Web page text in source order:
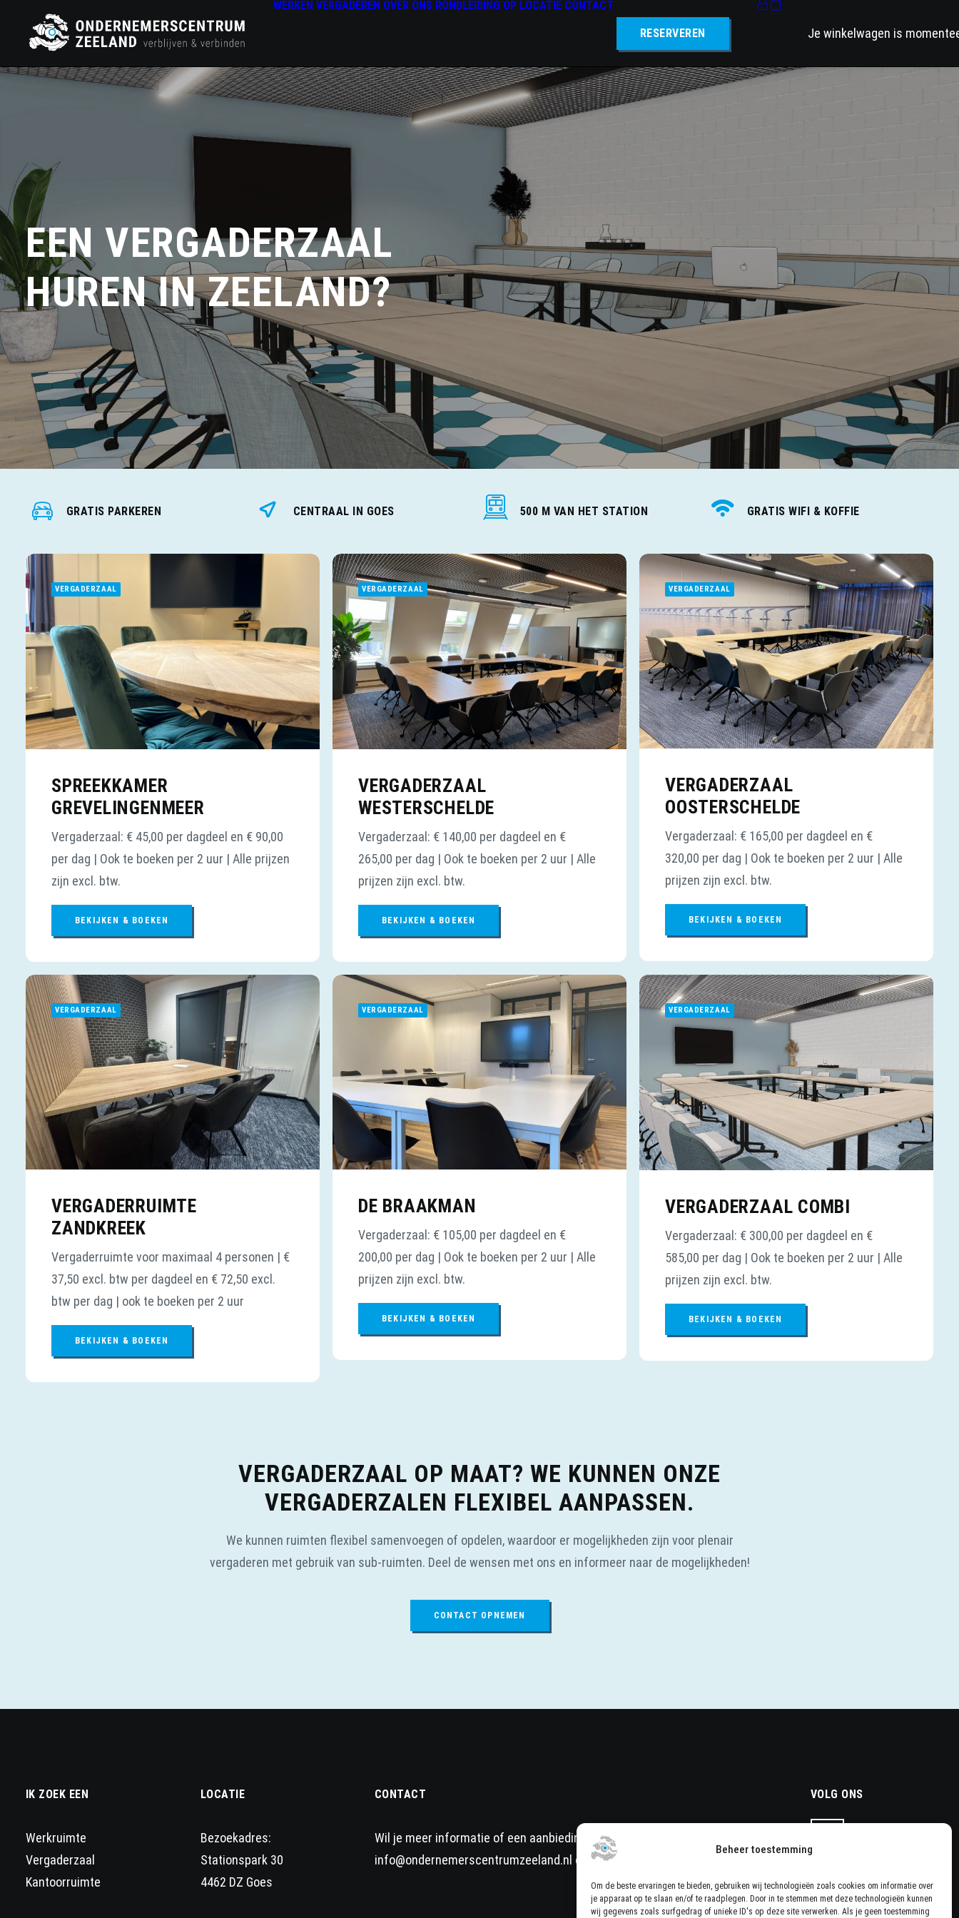
Beheer toestemming
Om de beste ervaringen te bieden, gebruiken wij technologieën zoals cookies om informatie over
je apparaat op te slaan en/of te raadplegen. Door in te stemmen met deze technologieën kunnen
wij gegevens zoals surfgedrag of unieke ID's op deze site verwerken. Als je geen toestemming
WERKEN VERGADEREN OVER ONS RONDLEIDING OP LOCATIE CONTACT
RESERVEREN Je winkelwagen is
EEN VERGADERZAAL
HUREN IN ZEELAND?
GRATIS PARKEREN CENTRAAL IN GOES 500 M VAN HET STATION GRATIS WIFI & KOFFIE
VERGADERZAAL
SPREEKKAMER
GREVELINGENMEER
Vergaderzaal: € 45,00 per dagdeel en € 90,00
per dag | Ook te boeken per 2 uur | Alle prijzen
zijn excl. btw.
BEKIJKEN & BOEKEN
VERGADERZAAL
VERGADERZAAL
WESTERSCHELDE
Vergaderzaal: € 140,00 per dagdeel en €
265,00 per dag | Ook te boeken per 2 uur | Alle
prijzen zijn excl. btw.
BEKIJKEN & BOEKEN
VERGADERZAAL
VERGADERZAAL
OOSTERSCHELDE
Vergaderzaal: € 165,00 per dagdeel en €
320,00 per dag | Ook te boeken per 2 uur | Alle
prijzen zijn excl. btw.
BEKIJKEN & BOEKEN
VERGADERZAAL
VERGADERRUIMTE
ZANDKREEK
Vergaderruimte voor maximaal 4 personen | €
37,50 excl. btw per dagdeel en € 72,50 excl.
btw per dag | ook te boeken per 2 uur
BEKIJKEN & BOEKEN
VERGADERZAAL
DE BRAAKMAN
Vergaderzaal: € 105,00 per dagdeel en €
200,00 per dag | Ook te boeken per 2 uur | Alle
prijzen zijn excl. btw.
BEKIJKEN & BOEKEN
VERGADERZAAL
VERGADERZAAL COMBI
Vergaderzaal: € 300,00 per dagdeel en €
585,00 per dag | Ook te boeken per 2 uur | Alle
prijzen zijn excl. btw.
BEKIJKEN & BOEKEN
VERGADERZAAL OP MAAT? WE KUNNEN ONZE
VERGADERZALEN FLEXIBEL AANPASSEN.
We kunnen ruimten flexibel samenvoegen of opdelen, waardoor er mogelijkheden zijn voor plenair
vergaderen met gebruik van sub-ruimten. Deel de wensen met ons en informeer naar de mogelijkheden!
CONTACT OPNEMEN
IK ZOEK EEN
Werkruimte
Vergaderzaal
Kantoorruimte
LOCATIE
Bezoekadres:
Stationspark 30
4462 DZ Goes
CONTACT
Wil je meer informatie of een aanbieding op maat? Stuur een mail naar
info@ondernemerscentrumzeeland.nl of bel naar
VOLG ONS